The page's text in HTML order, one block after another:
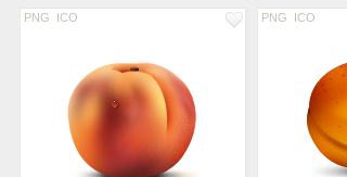
PNG ICO PNG ICO